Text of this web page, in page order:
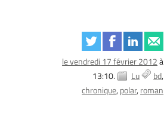
le vendredi 17 février 2012à
13:10.
Lu
bd
chronique polar roman